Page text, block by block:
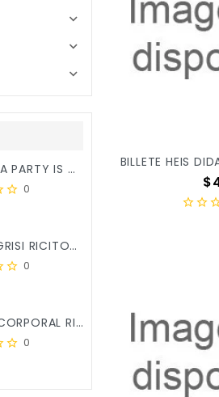



CHAROLA PARTY IS ON REDONDA ROSA BEBE C/3PZ X/6
0
JABON GRISI RICITOS DE ORO ALOE&CALENDULA 90GR X/25
0
CREMA CORPORAL RICITOS DE ORO ALOE&CALENDULA 250ML X/12
0
BILLETE HEIS